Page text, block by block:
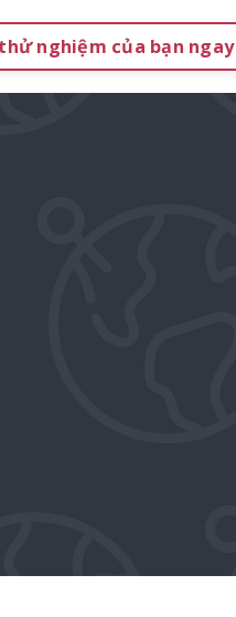
nghiệm của bạn